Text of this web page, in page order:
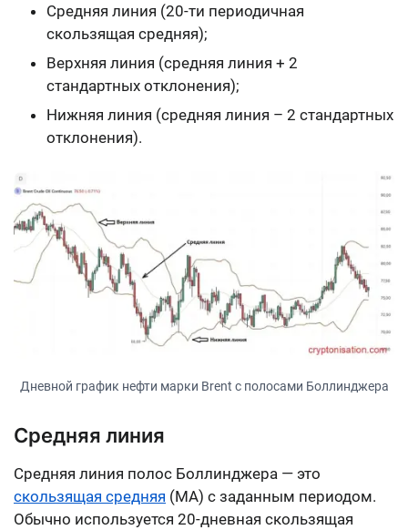
Средняя линия (20-ти периодичная
скользящая средняя);
Верхняя линия (средняя линия + 2
стандартных отклонения);
Нижняя линия (средняя линия – 2 стандартных
отклонения).
Дневной график нефти марки Brent с полосами Боллинджера
Средняя линия
Средняя линия полос Боллинджера — это
скользящая средняя (MA) с заданным периодом.
Обычно используется 20-дневная скользящая